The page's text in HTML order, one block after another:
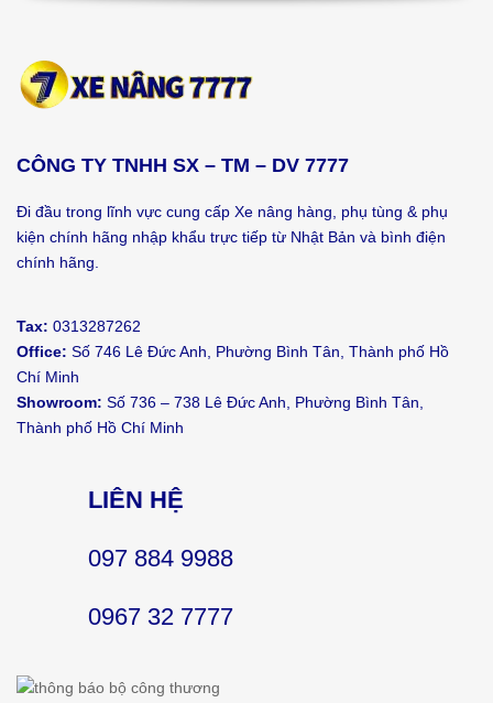
CÔNG TY TNHH SX – TM – DV 7777
Đi đầu trong lĩnh vực cung cấp Xe nâng hàng, phụ tùng & phụ
kiện chính hãng nhập khẩu trực tiếp từ Nhật Bản và bình điện
chính hãng.
Tax: 0313287262
Office: Số 746 Lê Đức Anh, Phường Bình Tân, Thành phố Hồ
Chí Minh
Showroom: Số 736 – 738 Lê Đức Anh, Phường Bình Tân,
Thành phố Hồ Chí Minh
LIÊN HỆ
097 884 9988
0967 32 7777